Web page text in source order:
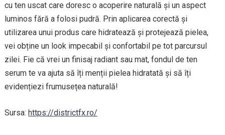
cu ten uscat care doresc o acoperire naturală și un aspect
luminos fără a folosi pudră. Prin aplicarea corectă și
utilizarea unui produs care hidratează și protejează pielea,
vei obține un look impecabil și confortabil pe tot parcursul
zilei. Fie că vrei un finisaj radiant sau mat, fondul de ten
serum te va ajuta să îți menții pielea hidratată și să îți
evidențiezi frumusețea naturală!
Sursa: https://districtfx.ro/